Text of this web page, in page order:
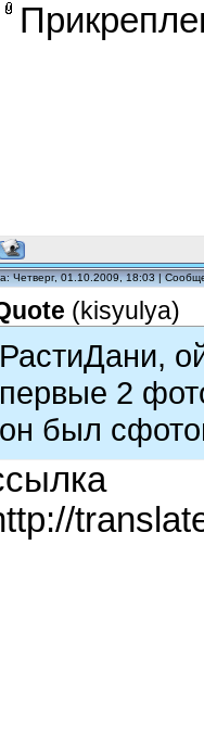
Четверг, 01.10.2009, 18:03 |
(kisyulya)
РастиДани,
первые 2
он был